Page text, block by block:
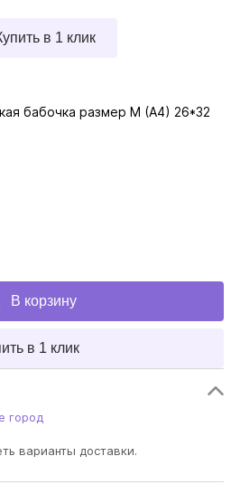
в 1 клик
бабочка размер M (A4) 26*32
В корзину
в 1 клик
город
варианты доставки.